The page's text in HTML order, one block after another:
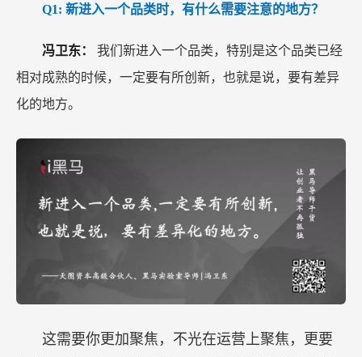
Q1: 新进入一个品类时，有什么需要注意的地方？
冯卫东： 我们新进入一个品类，特别是这个品类已经
相对成熟的时候，一定要有所创新，也就是说，要有差异
化的地方。
这需要你更加聚焦，不光在运营上聚焦，更要